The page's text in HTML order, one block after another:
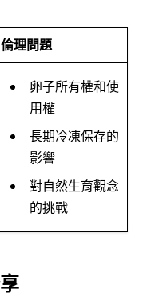
倫理問題
卵子所有權和使
用權
長期冷凍保存的
影響
對自然生育觀念
的挑戰